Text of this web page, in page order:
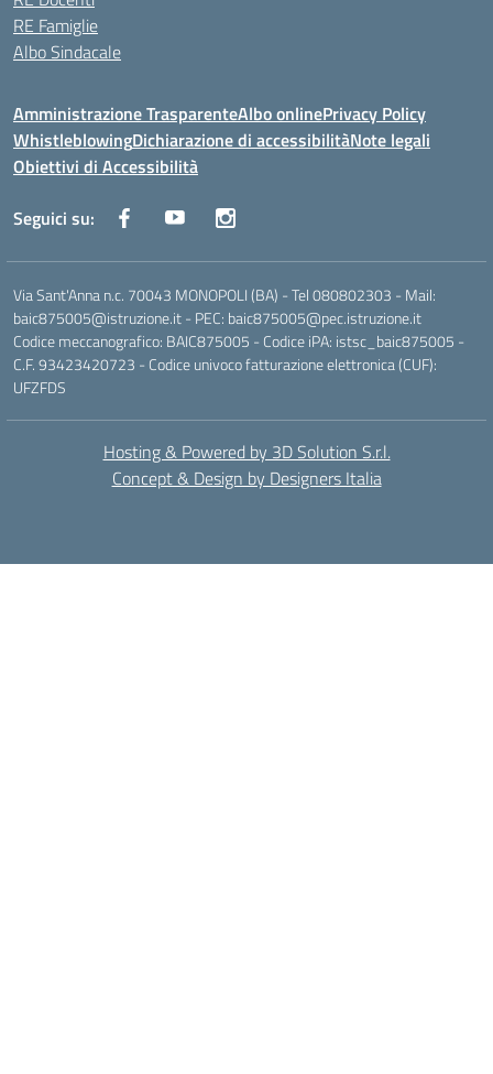
RE Famiglie
Albo Sindacale
Amministrazione TrasparenteAlbo onlinePrivacy Policy
WhistleblowingDichiarazione di accessibilitàNote legali
Obiettivi di Accessibilità
Seguici su:
Via Sant'Anna n.c. 70043 MONOPOLI (BA) - Tel 080802303 - Mail:
baic875005@istruzione.it - PEC: baic875005@pec.istruzione.it
Codice meccanografico: BAIC875005 - Codice iPA: istsc_baic875005 -
C.F. 93423420723 - Codice univoco fatturazione elettronica (CUF):
UFZFDS
Hosting & Powered by 3D Solution S.r.l.
Concept & Design by Designers Italia